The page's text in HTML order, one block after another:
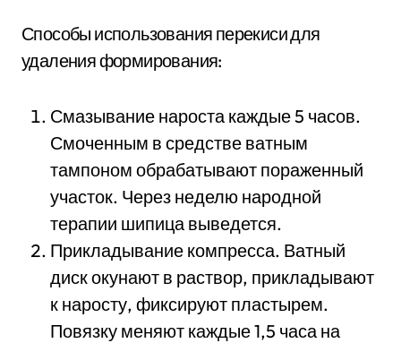
Способы использования перекиси для
удаления формирования:
Смазывание нароста каждые 5 часов.
Смоченным в средстве ватным
тампоном обрабатывают пораженный
участок. Через неделю народной
терапии шипица выведется.
Прикладывание компресса. Ватный
диск окунают в раствор, прикладывают
к наросту, фиксируют пластырем.
Повязку меняют каждые 1,5 часа на